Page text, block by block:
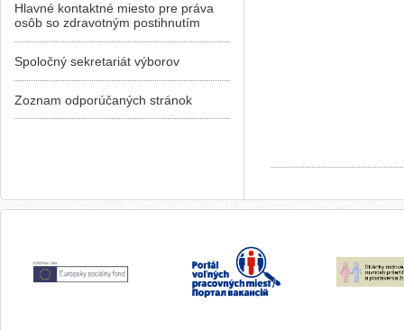
Hlavné kontaktné miesto pre práva
osôb so zdravotným postihnutím
Spoločný sekretariát výborov
Zoznam odporúčaných stránok